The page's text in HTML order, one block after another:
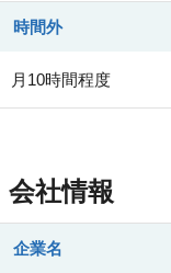
時間外
月10時間程度
会社情報
企業名